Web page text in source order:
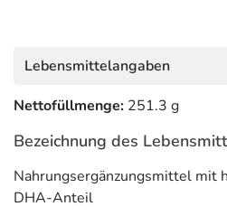
Lebensmittelangaben
Nettofüllmenge: 251.3 g
Bezeichnung des
Nahrungsergänzungsmittel mit
DHA-Anteil